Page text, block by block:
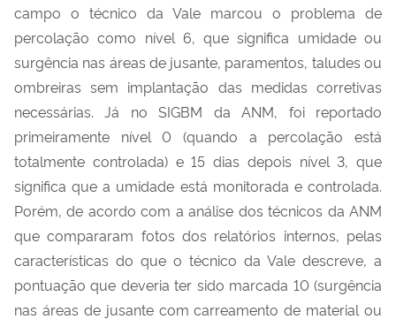
campo o técnico da Vale marcou o problema de
percolação como nível 6, que significa umidade ou
surgência nas áreas de jusante, paramentos, taludes ou
ombreiras sem implantação das medidas corretivas
necessárias. Já no SIGBM da ANM, foi reportado
primeiramente nível 0 (quando a percolação está
totalmente controlada) e 15 dias depois nível 3, que
significa que a umidade está monitorada e controlada.
Porém, de acordo com a análise dos técnicos da ANM
que compararam fotos dos relatórios internos, pelas
características do que o técnico da Vale descreve, a
pontuação que deveria ter sido marcada 10 (surgência
nas áreas de jusante com carreamento de material ou